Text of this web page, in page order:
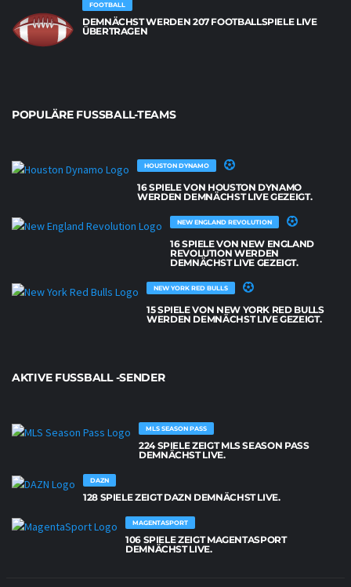
FOOTBALL
DEMNÄCHST WERDEN 207 FOOTBALLSPIELE LIVE
ÜBERTRAGEN
POPULÄRE FUSSBALL-TEAMS
HOUSTON DYNAMO
16 SPIELE VON HOUSTON DYNAMO
WERDEN DEMNÄCHST LIVE GEZEIGT.
NEW ENGLAND REVOLUTION
16 SPIELE VON NEW ENGLAND
REVOLUTION WERDEN
DEMNÄCHST LIVE GEZEIGT.
NEW YORK RED BULLS
15 SPIELE VON NEW YORK RED BULLS
WERDEN DEMNÄCHST LIVE GEZEIGT.
AKTIVE FUSSBALL -SENDER
MLS SEASON PASS
224 SPIELE ZEIGT MLS SEASON PASS
DEMNÄCHST LIVE.
DAZN
128 SPIELE ZEIGT DAZN DEMNÄCHST LIVE.
MAGENTASPORT
106 SPIELE ZEIGT MAGENTASPORT
DEMNÄCHST LIVE.